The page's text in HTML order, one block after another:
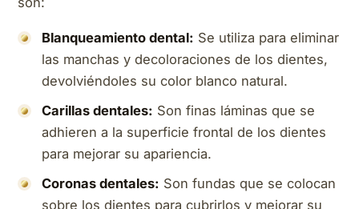
Blanqueamiento dental: Se utiliza para eliminar
las manchas y decoloraciones de los dientes,
devolviéndoles su color blanco natural.
Carillas dentales: Son finas láminas que se
adhieren a la superficie frontal de los dientes
para mejorar su apariencia.
Coronas dentales: Son fundas que se colocan
sobre los dientes para cubrirlos y mejorar su